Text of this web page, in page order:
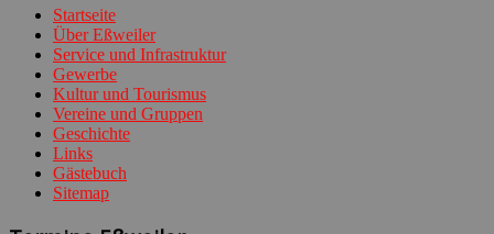
Startseite
Über Eßweiler
Service und Infrastruktur
Gewerbe
Kultur und Tourismus
Vereine und Gruppen
Geschichte
Links
Gästebuch
Sitemap